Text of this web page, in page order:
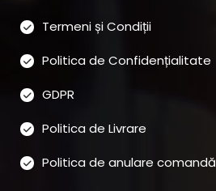
Termeni și Condiții
Politica de Confidențialitate
GDPR
Politica de Livrare
Politica de anulare comandă